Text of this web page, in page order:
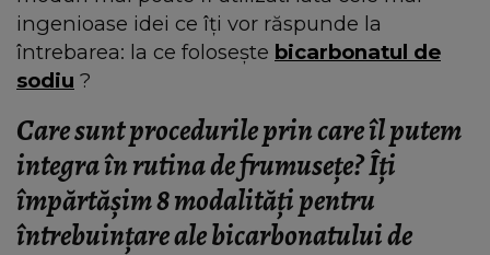
ingenioase idei ce îți vor răspunde la
întrebarea: la ce folosește bicarbonatul de
sodiu ?
Care sunt procedurile prin care îl putem
integra în rutina de frumusețe? Îți
împărtășim 8 modalități pentru
întrebuințare ale bicarbonatului de